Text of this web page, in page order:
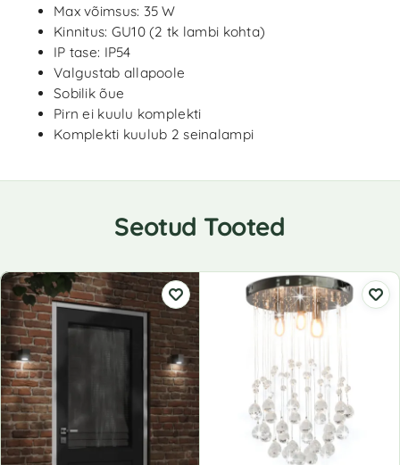
Max võimsus: 35 W
Kinnitus: GU10 (2 tk lambi kohta)
IP tase: IP54
Valgustab allapoole
Sobilik õue
Pirn ei kuulu komplekti
Komplekti kuulub 2 seinalampi
Seotud Tooted